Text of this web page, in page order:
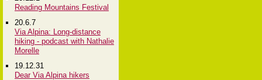
Reading Mountains Festival
20.6.7
Via Alpina: Long-distance
hiking - podcast with Nathalie
Morelle
19.12.31
Dear Via Alpina hikers